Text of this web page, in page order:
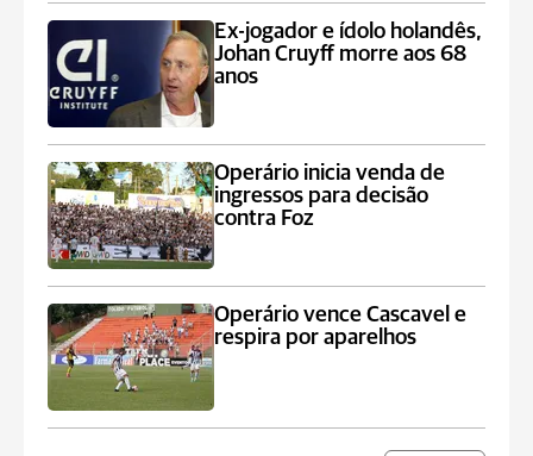
Ex-jogador e ídolo holandês,
Johan Cruyff morre aos 68
anos
Operário inicia venda de
ingressos para decisão
contra Foz
Operário vence Cascavel e
respira por aparelhos